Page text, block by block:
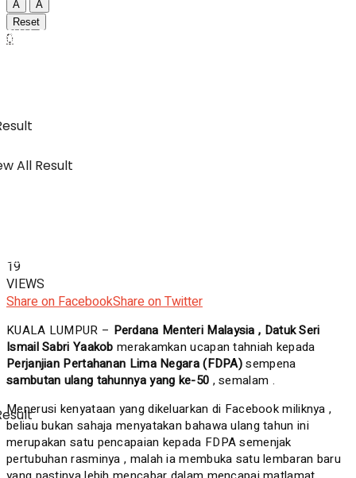
IBC
SWA Digital Malaysia
SWA Digital Malaysia
All Result
A
A
Reset
0
19
VIEWS
Share on FacebookShare on Twitter
KUALA LUMPUR – Perdana Menteri Malaysia , Datuk Seri
Ismail Sabri Yaakob merakamkan ucapan tahniah kepada
Perjanjian Pertahanan Lima Negara (FDPA)sempena
sambutan ulang tahunnya yang ke-50 , semalam .
Menerusi kenyataan yang dikeluarkan di Facebook miliknya ,
beliau bukan sahaja menyatakan bahawa ulang tahun ini
merupakan satu pencapaian kepada FDPA semenjak
pertubuhan rasminya , malah ia membuka satu lembaran baru